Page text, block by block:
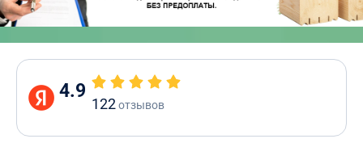
4.9
122отзывов